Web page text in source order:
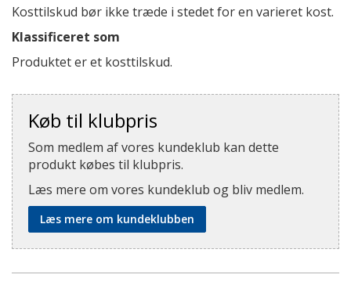
Kosttilskud bør ikke træde i stedet for en varieret kost.
Klassificeret som
Produktet er et kosttilskud.
Køb til klubpris
Som medlem af vores kundeklub kan dette
produkt købes til klubpris.
Læs mere om vores kundeklub og bliv medlem.
Læs mere om kundeklubben